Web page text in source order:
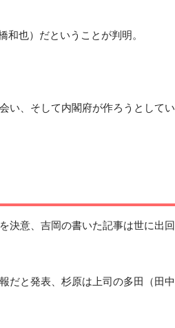
也）だということが判明。
い、そして内閣府が作ろうとしてい
決意、吉岡の書いた記事は世に出回
だと発表、杉原は上司の多田（田中